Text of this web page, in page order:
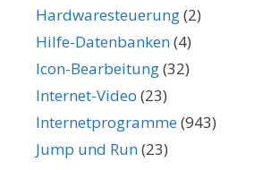
Hardwaresteuerung(2)
Hilfe-Datenbanken(4)
Icon-Bearbeitung(32)
Internet-Video (23)
Internetprogramme(943)
Jump und Run(23)